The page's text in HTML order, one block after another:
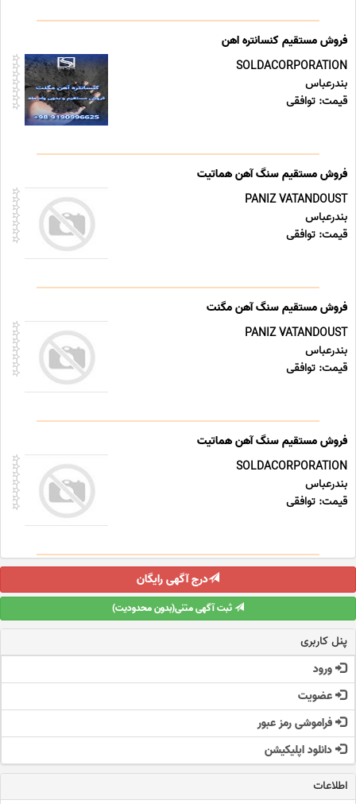
فروش مستقیم کنسانتره اهن
SOLDACORPORATION
بندرعباس
قیمت: توافقی
فروش مستقیم سنگ آهن هماتیت
PANIZ VATANDOUST
بندرعباس
قیمت: توافقی
فروش مستقیم سنگ آهن مگنت
PANIZ VATANDOUST
بندرعباس
قیمت: توافقی
فروش مستقیم سنگ آهن هماتیت
SOLDACORPORATION
بندرعباس
قیمت: توافقی
درج آگهی رایگان
ثبت آگهی متنی(بدون محدودیت)
پنل کاربری
ورود
عضویت
فراموشی رمز عبور
دانلود اپلیکیشن
اطلاعات